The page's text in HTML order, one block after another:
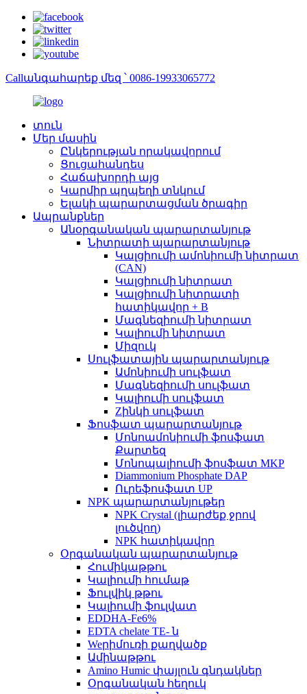
Callանգահարեք մեզ ՝ 0086-19933065772
տուն
Մեր մասին
Ընկերության որակավորում
Ցուցահանդես
Հաճախորդի այց
Կարմիր պղպեղի տնկում
Ելակի պարարտացման ծրագիր
Ապրանքներ
Անօրգանական պարարտանյութ
Նիտրատի պարարտանյութ
Կալցիումի ամոնիումի նիտրատ
(CAN)
Կալցիումի նիտրատ
Կալցիումի նիտրատի
հատիկավոր + B
Մագնեզիումի նիտրատ
Կալիումի նիտրատ
Միզուկ
Սուլֆատային պարարտանյութ
Ամոնիումի սուլֆատ
Մագնեզիումի սուլֆատ
Կալիումի սուլֆատ
Zինկի սուլֆատ
Ֆոսֆատ պարարտանյութ
Մոնոամոնիումի ֆոսֆատ
Քարտեզ
Մոնոպալիումի ֆոսֆատ MKP
Diammonium Phosphate DAP
Ուրեֆոսֆատ UP
NPK պարարտանյութեր
NPK Crystal (լիարժեք ջրով
լուծվող)
NPK հատիկավոր
Օրգանական պարարտանյութ
Հումիկաթթու
Կալիումի հումաթ
Ֆուլվիկ թթու
Կալիումի ֆուլվատ
EDDHA-Fe6%
EDTA chelate TE- ն
Weրիմուռի քաղվածք
Ամինաթթու
Amino Humic փայլուն գնդակներ
Օրգանական հեղուկ